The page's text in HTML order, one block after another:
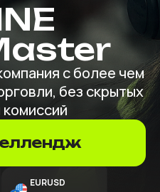
с более чем
без скрытых
EURUSD